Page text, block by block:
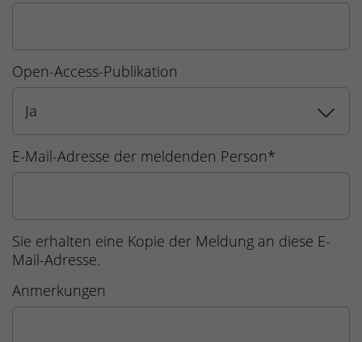
Open-Access-Publikation
E-Mail-Adresse der meldenden Person*
Sie erhalten eine Kopie der Meldung an diese E-
Mail-Adresse.
Anmerkungen